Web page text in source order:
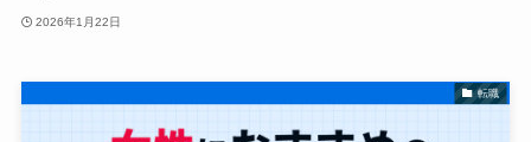
2026年1月22日
転職